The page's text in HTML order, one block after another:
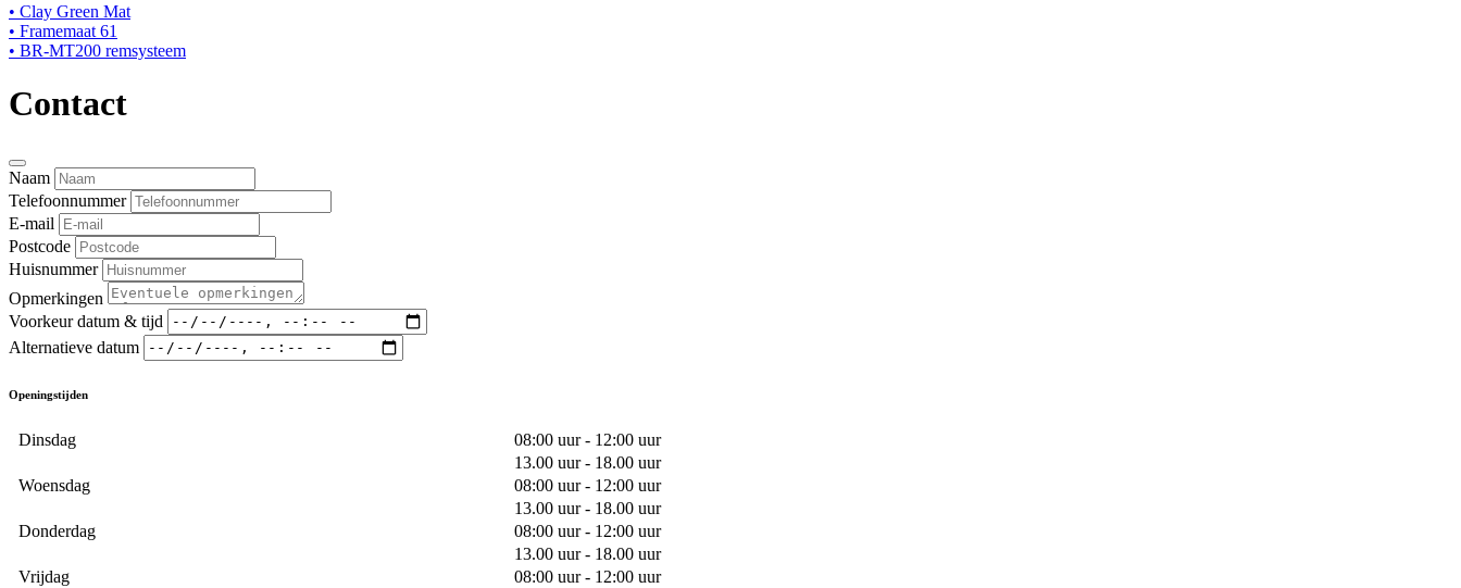
• Clay Green Mat
• Framemaat 61
• BR-MT200 remsysteem
Contact
Naam
Telefoonnummer
E-mail
Postcode
Huisnummer
Opmerkingen
Voorkeur datum & tijd
Alternatieve datum
Openingstijden
Dinsdag
08:00 uur - 12:00 uur
13.00 uur - 18.00 uur
Woensdag
08:00 uur - 12:00 uur
13.00 uur - 18.00 uur
Donderdag
08:00 uur - 12:00 uur
13.00 uur - 18.00 uur
Vrijdag
08:00 uur - 12:00 uur